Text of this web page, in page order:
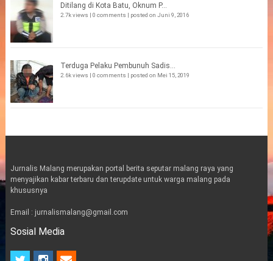
Ditilang di Kota Batu, Oknum P...
2.7k views | 0 comments | posted on Juni 9, 2016
Terduga Pelaku Pembunuh Sadis...
2.6k views | 0 comments | posted on Mei 15, 2019
Jurnalis Malang merupakan portal berita seputar malang raya yang
menyajikan kabar terbaru dan terupdate untuk warga malang pada
khususnya
Email : jurnalismalang@gmail.com
Sosial Media
t
i
e